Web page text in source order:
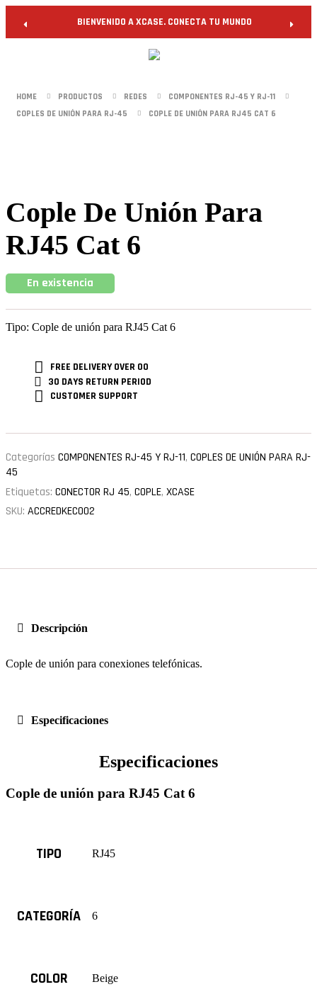
BIENVENIDO A XCASE. CONECTA TU MUNDO
HOME PRODUCTOS REDES
COMPONENTES RJ-45 Y RJ-11
COPLES DE UNIÓN PARA RJ-45
COPLE DE UNIÓN PARA RJ45 CAT 6
Cople De Unión Para
RJ45 Cat 6
En existencia
Tipo: Cople de unión para RJ45 Cat 6
FREE DELIVERYOVER 00
30 DAYS RETURN PERIOD
CUSTOMER SUPPORT
Categorías COMPONENTES RJ-45 Y RJ-11, COPLES DE UNIÓN PARA RJ-
45
Etiquetas: CONECTOR RJ 45, COPLE, XCASE
SKU: ACCREDKECO02
Descripción
Cople de unión para conexiones telefónicas.
Especificaciones
Especificaciones
Cople de unión para RJ45 Cat 6
TIPO RJ45
CATEGORÍA 6
COLOR Beige